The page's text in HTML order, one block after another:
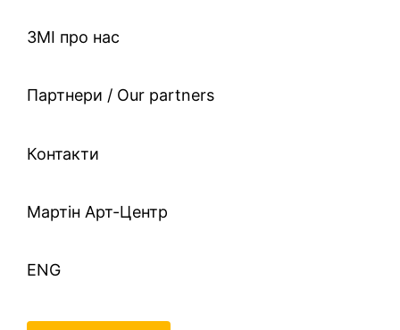
ЗМІ про нас
Партнери / Our partners
Контакти
Mартін Арт-Центр
ENG